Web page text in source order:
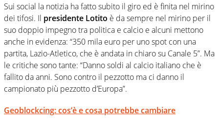
Sui social la notizia ha fatto subito il giro ed è finita nel mirino
dei tifosi. Il presidente Lotito è da sempre nel mirino per il
suo doppio impegno tra politica e calcio e alcuni mettono
anche in evidenza: “350 mila euro per uno spot con una
partita, Lazio-Atletico, che è andata in chiaro su Canale 5”. Ma
le critiche sono tante: “Danno soldi al calcio italiano che è
fallito da anni. Sono contro il pezzotto ma ci danno il
campionato più pezzotto d’Europa”.
Geoblockcing: cos’è e cosa potrebbe cambiare